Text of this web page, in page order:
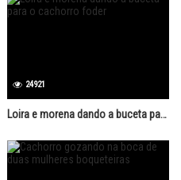
24921
Loira e morena dando a buceta para o cachorro foder